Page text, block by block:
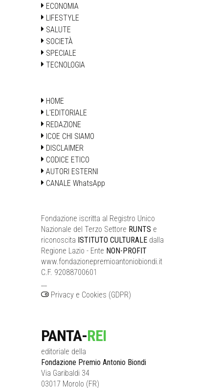
ECONOMIA
LIFESTYLE
SALUTE
SOCIETÀ
SPECIALE
TECNOLOGIA
HOME
L'EDITORIALE
REDAZIONE
ICOE CHI SIAMO
DISCLAIMER
CODICE ETICO
AUTORI ESTERNI
CANALE WhatsApp
Fondazione iscritta al Registro Unico
Nazionale del Terzo Settore RUNTS e
riconoscita ISTITUTO CULTURALE dalla
Regione Lazio - Ente NON-PROFIT
www.fondazionepremioantoniobiondi.it
C.F. 92088700601
Privacy e Cookies (GDPR)
PANTA-REI
editoriale della
Fondazione Premio Antonio Biondi
Via Garibaldi 34
03017 Morolo (FR)